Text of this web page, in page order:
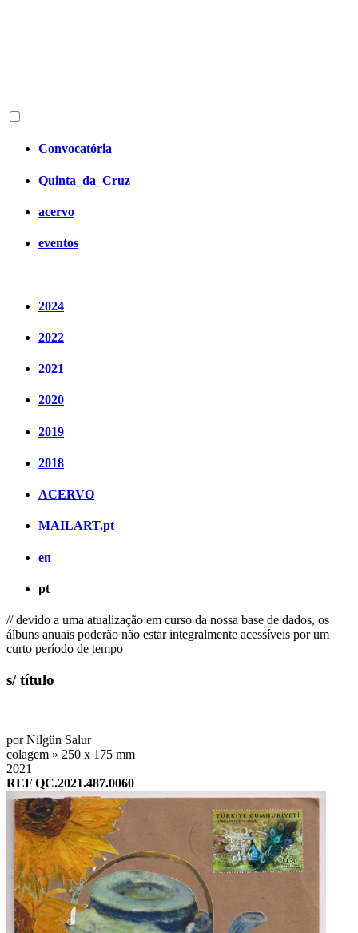
Convocatória
Quinta_da_Cruz
acervo
eventos
2024
2022
2021
2020
2019
2018
ACERVO
MAILART.pt
en
pt
// devido a uma atualização em curso da nossa base de dados, os
álbuns anuais poderão não estar integralmente acessíveis por um
curto período de tempo
s/ título
por Nilgün Salur
colagem » 250 x 175 mm
2021
REF QC.2021.487.0060